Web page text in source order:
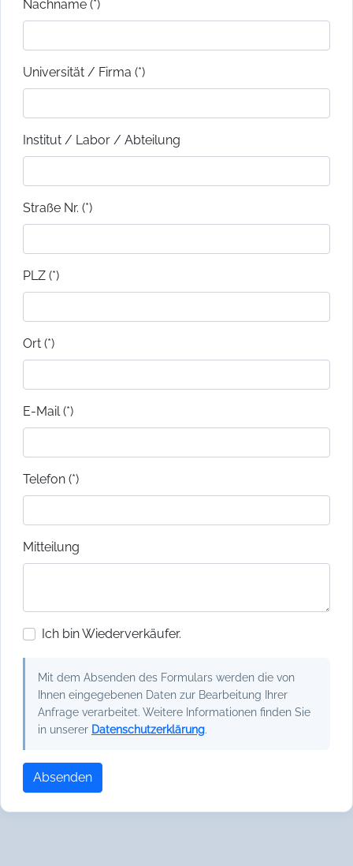
Nachname (*)
Universität / Firma (*)
Institut / Labor / Abteilung
Straße Nr. (*)
PLZ (*)
Ort (*)
E-Mail (*)
Telefon (*)
Mitteilung
Ich bin Wiederverkäufer.
Mit dem Absenden des Formulars werden die von
Ihnen eingegebenen Daten zur Bearbeitung Ihrer
Anfrage verarbeitet. Weitere Informationen finden Sie
in unserer Datenschutzerklärung.
Absenden